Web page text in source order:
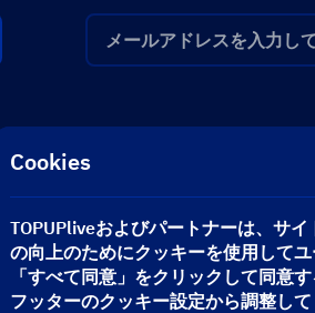
Cookies
TOPUPliveおよびパートナーは、サ
の向上のためにクッキーを使用してユ
「すべて同意」をクリックして同意
フッターのクッキー設定から調整して